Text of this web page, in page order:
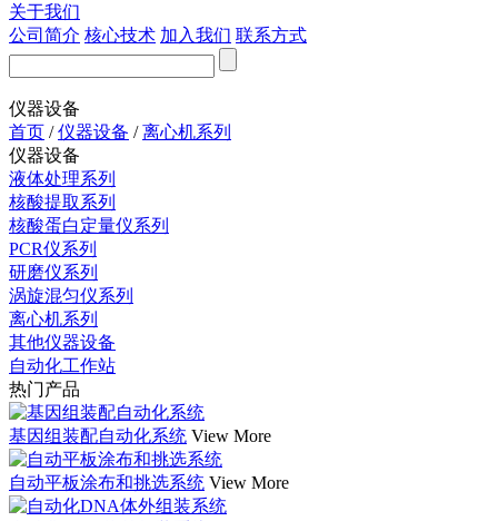
关于我们
公司简介 核心技术 加入我们 联系方式
仪器设备
首页 /仪器设备 /离心机系列
仪器设备
液体处理系列
核酸提取系列
核酸蛋白定量仪系列
PCR仪系列
研磨仪系列
涡旋混匀仪系列
离心机系列
其他仪器设备
自动化工作站
热门产品
基因组装配自动化系统 View More
自动平板涂布和挑选系统 View More